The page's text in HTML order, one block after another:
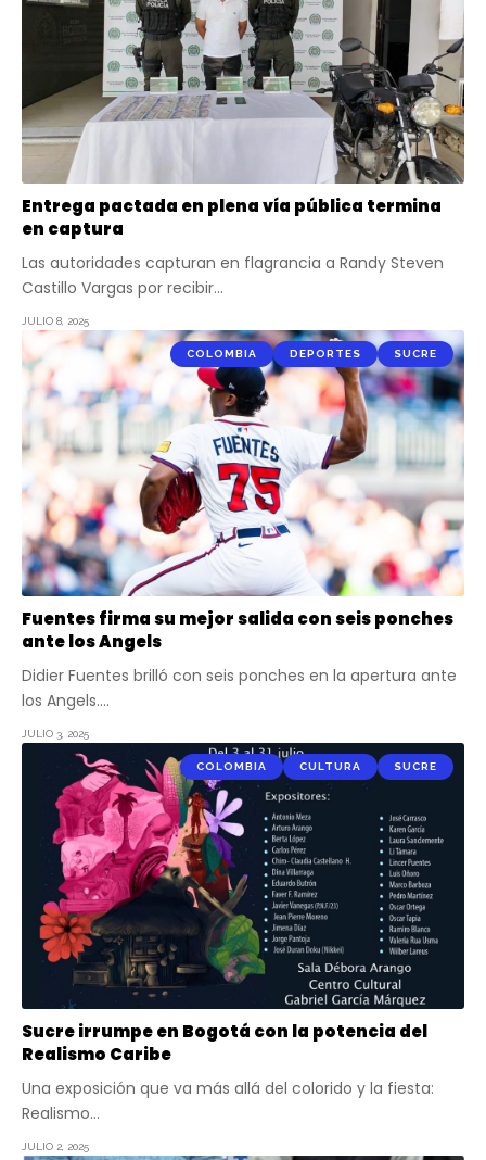
Entrega pactada en plena vía pública termina
en captura
Las autoridades capturan en flagrancia a Randy Steven
Castillo Vargas por recibir…
JULIO 8, 2025
COLOMBIA DEPORTES SUCRE
Fuentes firma su mejor salida con seis ponches
ante los Angels
Didier Fuentes brilló con seis ponches en la apertura ante
los Angels.…
JULIO 3, 2025
COLOMBIA CULTURA SUCRE
Sucre irrumpe en Bogotá con la potencia del
Realismo Caribe
Una exposición que va más allá del colorido y la fiesta:
Realismo…
JULIO 2, 2025